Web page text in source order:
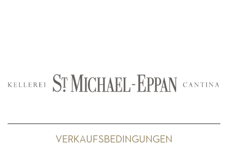
VERKAUFSBEDINGUNGEN